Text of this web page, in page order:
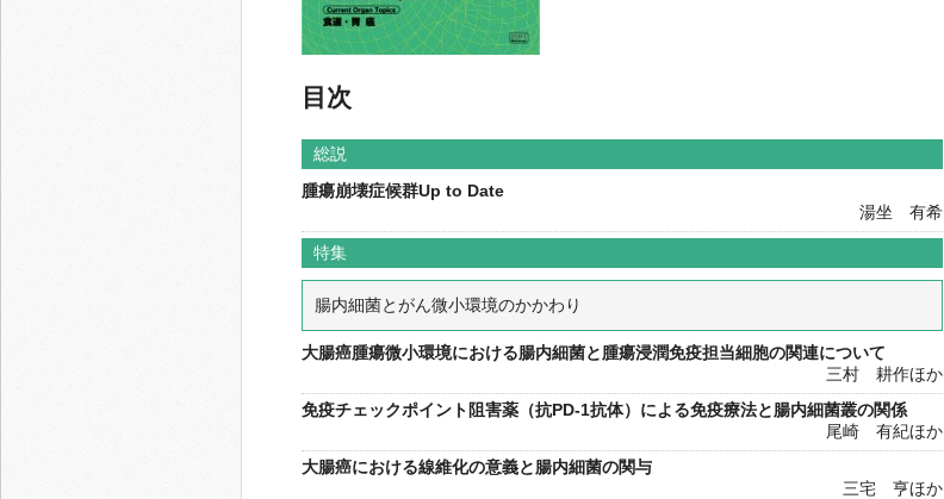
目次
総説
腫瘍崩壊症候群Up to Date
湯坐 有希
特集
腸内細菌とがん微小環境のかかわり
大腸癌腫瘍微小環境における腸内細菌と腫瘍浸潤免疫担当細胞の関連について
三村 耕作ほか
免疫チェックポイント阻害薬（抗PD-1抗体）による免疫療法と腸内細菌叢の関係
尾崎 有紀ほか
大腸癌における線維化の意義と腸内細菌の関与
三宅 亨ほか